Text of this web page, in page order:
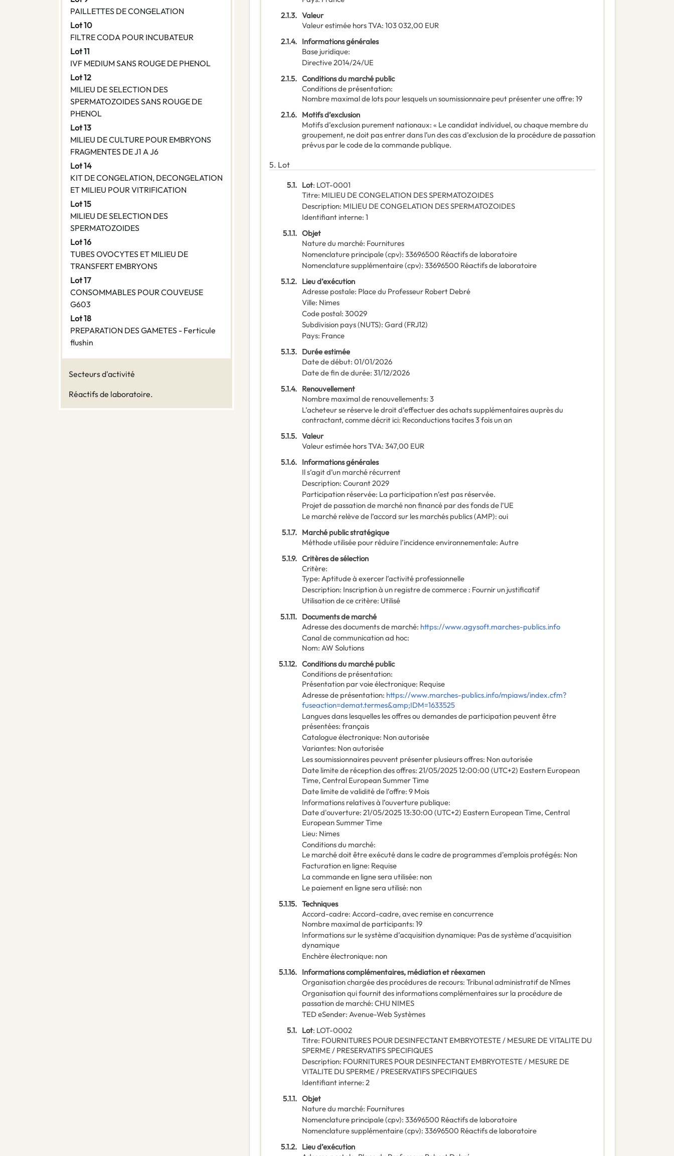
PAILLETTES DE CONGELATION
Lot 10
FILTRE CODA POUR INCUBATEUR
Lot 11
IVF MEDIUM SANS ROUGE DE PHENOL
Lot 12
MILIEU DE SELECTION DES
SPERMATOZOIDES SANS ROUGE DE
PHENOL
Lot 13
MILIEU DE CULTURE POUR EMBRYONS
FRAGMENTES DE J1 A J6
Lot 14
KIT DE CONGELATION, DECONGELATION
ET MILIEU POUR VITRIFICATION
Lot 15
MILIEU DE SELECTION DES
SPERMATOZOIDES
Lot 16
TUBES OVOCYTES ET MILIEU DE
TRANSFERT EMBRYONS
Lot 17
CONSOMMABLES POUR COUVEUSE
G603
Lot 18
PREPARATION DES GAMETES - Ferticule
flushin
Secteurs d'activité
Réactifs de laboratoire.
2.1.3. Valeur
Valeur estimée hors TVA: 103 032,00 EUR
2.1.4. Informations générales
Base juridique:
Directive 2014/24/UE
2.1.5. Conditions du marché public
Conditions de présentation:
Nombre maximal de lots pour lesquels un soumissionnaire peut présenter une offre: 19
2.1.6. Motifs d’exclusion
Motifs d’exclusion purement nationaux: « Le candidat individuel, ou chaque membre du
groupement, ne doit pas entrer dans l’un des cas d’exclusion de la procédure de passation
prévus par le code de la commande publique.
5. Lot
5.1. Lot: LOT-0001
Titre: MILIEU DE CONGELATION DES SPERMATOZOIDES
Description: MILIEU DE CONGELATION DES SPERMATOZOIDES
Identifiant interne: 1
5.1.1. Objet
Nature du marché: Fournitures
Nomenclature principale(cpv): 33696500 Réactifs de laboratoire
Nomenclature supplémentaire(cpv): 33696500 Réactifs de laboratoire
5.1.2. Lieu d’exécution
Adresse postale: Place du Professeur Robert Debré
Ville: Nimes
Code postal: 30029
Subdivision pays (NUTS): Gard (FRJ12)
Pays: France
5.1.3. Durée estimée
Date de début: 01/01/2026
Date de fin de durée: 31/12/2026
5.1.4. Renouvellement
Nombre maximal de renouvellements: 3
L’acheteur se réserve le droit d’effectuer des achats supplémentaires auprès du
contractant, comme décrit ici: Reconductions tacites 3 fois un an
5.1.5. Valeur
Valeur estimée hors TVA: 347,00 EUR
5.1.6. Informations générales
Il s’agit d’un marché récurrent
Description: Courant 2029
Participation réservée: La participation n’est pas réservée.
Projet de passation de marché non financé par des fonds de l’UE
Le marché relève de l’accord sur les marchés publics (AMP): oui
5.1.7. Marché public stratégique
Méthode utilisée pour réduire l’incidence environnementale: Autre
5.1.9. Critères de sélection
Critère:
Type: Aptitude à exercer l’activité professionnelle
Description: Inscription à un registre de commerce : Fournir un justificatif
Utilisation de ce critère: Utilisé
5.1.11. Documents de marché
Adresse des documents de marché: https://www.agysoft.marches-publics.info
Canal de communication ad hoc:
Nom: AW Solutions
5.1.12. Conditions du marché public
Conditions de présentation:
Présentation par voie électronique: Requise
Adresse de présentation: https://www.marches-publics.info/mpiaws/index.cfm?
fuseaction=demat.termes&amp;IDM=1633525
Langues dans lesquelles les offres ou demandes de participation peuvent être
présentées: français
Catalogue électronique: Non autorisée
Variantes: Non autorisée
Les soumissionnaires peuvent présenter plusieurs offres: Non autorisée
Date limite de réception des offres: 21/05/202512:00:00 (UTC+2) Eastern European
Time, Central European Summer Time
Date limite de validité de l’offre: 9 Mois
Informations relatives à l’ouverture publique:
Date d'ouverture: 21/05/202513:30:00 (UTC+2) Eastern European Time, Central
European Summer Time
Lieu: Nimes
Conditions du marché:
Le marché doit être exécuté dans le cadre de programmes d’emplois protégés: Non
Facturation en ligne: Requise
La commande en ligne sera utilisée: non
Le paiement en ligne sera utilisé: non
5.1.15. Techniques
Accord-cadre: Accord-cadre, avec remise en concurrence
Nombre maximal de participants: 19
Informations sur le système d’acquisition dynamique: Pas de système d’acquisition
dynamique
Enchère électronique: non
5.1.16. Informations complémentaires, médiation et réexamen
Organisation chargée des procédures de recours: Tribunal administratif de Nîmes
Organisation qui fournit des informations complémentaires sur la procédure de
passation de marché: CHU NIMES
TED eSender: Avenue-Web Systèmes
5.1. Lot: LOT-0002
Titre: FOURNITURES POUR DESINFECTANT EMBRYOTESTE / MESURE DE VITALITE DU
SPERME / PRESERVATIFS SPECIFIQUES
Description: FOURNITURES POUR DESINFECTANT EMBRYOTESTE / MESURE DE
VITALITE DU SPERME / PRESERVATIFS SPECIFIQUES
Identifiant interne: 2
5.1.1. Objet
Nature du marché: Fournitures
Nomenclature principale(cpv): 33696500 Réactifs de laboratoire
Nomenclature supplémentaire(cpv): 33696500 Réactifs de laboratoire
5.1.2. Lieu d’exécution